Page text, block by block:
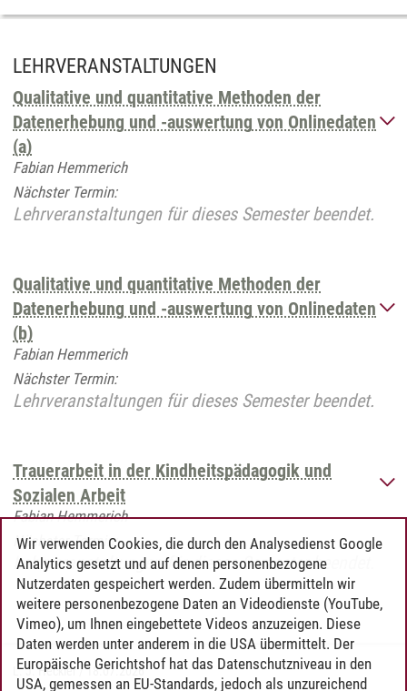
LEHRVERANSTALTUNGEN
Qualitative und quantitative Methoden der
Datenerhebung und -auswertung von Onlinedaten
(a)
Fabian Hemmerich
Nächster Termin:
Lehrveranstaltungen für dieses Semester beendet.
Qualitative und quantitative Methoden der
Datenerhebung und -auswertung von Onlinedaten
(b)
Fabian Hemmerich
Nächster Termin:
Lehrveranstaltungen für dieses Semester beendet.
Trauerarbeit in der Kindheitspädagogik und
Sozialen Arbeit
Fabian Hemmerich
Nächster Termin:
Lehrveranstaltungen für dieses Semester beendet.
L. J. Heckler/18.07.2026
Wir verwenden Cookies, die durch den Analysedienst Google
Analytics gesetzt und auf denen personenbezogene
Nutzerdaten gespeichert werden. Zudem übermitteln wir
weitere personenbezogene Daten an Videodienste (YouTube,
Vimeo), um Ihnen eingebettete Videos anzuzeigen. Diese
Daten werden unter anderem in die USA übermittelt. Der
Europäische Gerichtshof hat das Datenschutzniveau in den
USA, gemessen an EU-Standards, jedoch als unzureichend